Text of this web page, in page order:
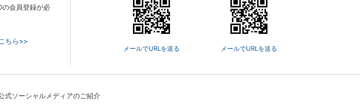
会員登録が必
ちら>>
メールでURLを送る
メールでURLを送る
式ソーシャルメディアのご紹介